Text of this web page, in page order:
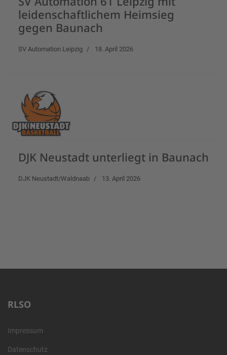
leidenschaftlichem Heimsieg
gegen Baunach
SV Automation Leipzig 18. April 2026
DJK Neustadt unterliegt in Baunach
DJK Neustadt/Waldnaab 13. April 2026
RLSO
Impressum
Datenschutz